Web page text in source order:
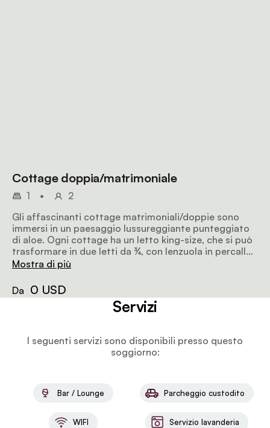
Cottage doppia/matrimoniale
1 •
2
Gli affascinanti cottage matrimoniali/doppie sono
immersi in un paesaggio lussureggiante punteggiato
di aloe. Ogni cottage ha un letto king-size, che si può
trasformare in due letti da ¾, con lenzuola in percalle
100% e piumoni in piuma d'oca. I cottage hanno il
Mostra di più
Da 0 USD
Servizi
I seguenti servizi sono disponibili presso questo
soggiorno:
Bar / Lounge Parcheggio custodito
WIFI Servizio lavanderia